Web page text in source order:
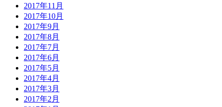
2017年11月
2017年10月
2017年9月
2017年8月
2017年7月
2017年6月
2017年5月
2017年4月
2017年3月
2017年2月